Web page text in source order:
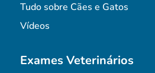
Tudo sobre Cães e Gatos
Vídeos
Exames Veterinários